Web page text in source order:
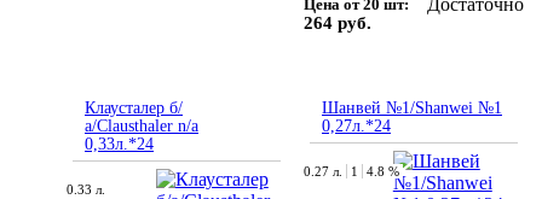
Цена от 20 шт:
264 руб.
Клаусталер б/
а/Clausthaler n/a
0,33л.*24
0.33 л.
Шанвей №1/Shanwei №1
0,27л.*24
0.27 л. 1 4.8 %